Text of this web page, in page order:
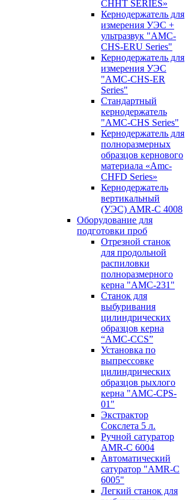
CHHT SERIES»
Кернодержатель для
измерения УЭС +
ультразвук "AMC-
CHS-ERU Series"
Кернодержатель для
измерения УЭС
"AMC-CHS-ER
Series"
Стандартный
кернодержатель
"AMC-CHS Series"
Кернодержатель для
полноразмерных
образцов кернового
материала «Amc-
CHFD Series»
Кернодержатель
вертикальный
(УЭС) AMR-C 4008
Оборудование для
подготовки проб
Отрезной станок
для продольной
распиловки
полноразмерного
керна "AMC-231"
Станок для
выбуривания
цилиндрических
образцов керна
“AMC-CCS”
Установка по
выпресcовке
цилиндрических
образцов рыхлого
керна "AMC-CPS-
01"
Экстрактор
Сокслета 5 л.
Ручной сатуратор
AMR-C 6004
Автоматический
сатуратор "AMR-C
6005"
Легкий станок для